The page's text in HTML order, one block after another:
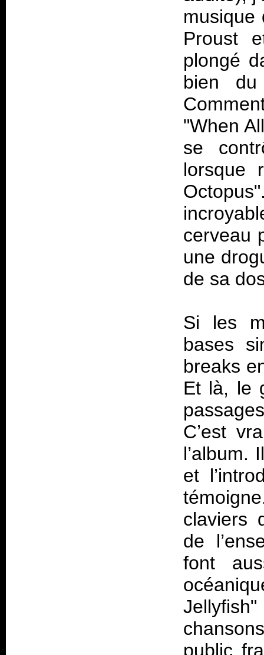
musique
Proust
plongé
bien
"When
se
lorsque
cerveau
une
de sa
Si les
bases
breaks
Et là, le
C’est
l’album.
et
claviers
de
font
public